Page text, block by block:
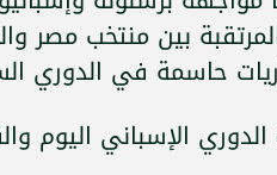
المرتقبة بين منتخب
حاسمة في الدوري
الإسباني اليوم